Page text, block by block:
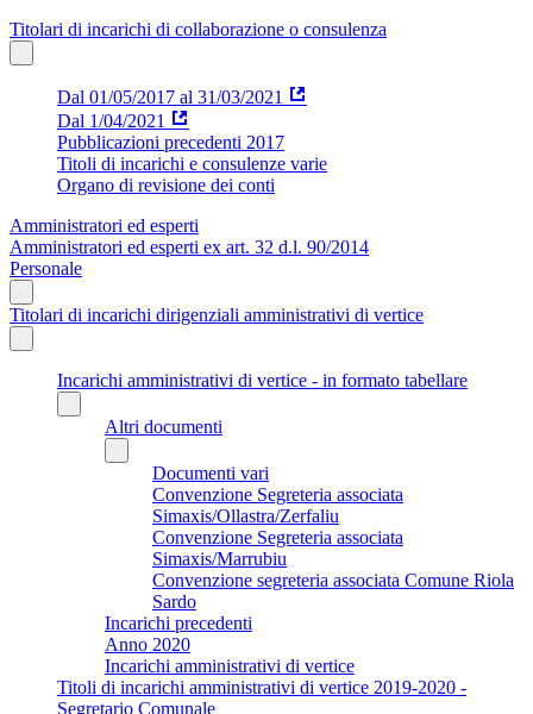
Titolari di incarichi di collaborazione o consulenza
Dal 01/05/2017 al 31/03/2021
Dal 1/04/2021
Pubblicazioni precedenti 2017
Titoli di incarichi e consulenze varie
Organo di revisione dei conti
Amministratori ed esperti
Amministratori ed esperti ex art. 32 d.l. 90/2014
Personale
Titolari di incarichi dirigenziali amministrativi di vertice
Incarichi amministrativi di vertice - in formato tabellare
Altri documenti
Documenti vari
Convenzione Segreteria associata
Simaxis/Ollastra/Zerfaliu
Convenzione Segreteria associata
Simaxis/Marrubiu
Convenzione segreteria associata Comune Riola
Sardo
Incarichi precedenti
Anno 2020
Incarichi amministrativi di vertice
Titoli di incarichi amministrativi di vertice 2019-2020 -
Segretario Comunale